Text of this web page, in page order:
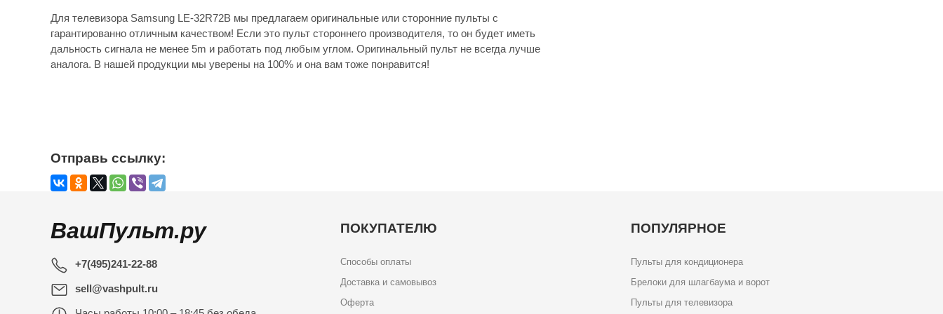
Для телевизора Samsung LE-32R72B мы предлагаем оригинальные или сторонние пульты с
гарантированно отличным качеством! Если это пульт стороннего производителя, то он будет иметь
дальность сигнала не менее 5m и работать под любым углом. Оригинальный пульт не всегда лучше
аналога. В нашей продукции мы уверены на 100% и она вам тоже понравится!
Отправь ссылку:
ВашПульт.ру
+7(495)241-22-88
sell@vashpult.ru
ПОКУПАТЕЛЮ
Способы оплаты
Доставка и самовывоз
Оферта
ПОПУЛЯРНОЕ
Пульты для кондиционера
Брелоки для шлагбаума и ворот
Пульты для телевизора